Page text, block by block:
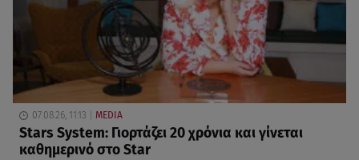
07.08.26, 11:13 MEDIA
Stars System: Γιορτάζει 20 χρόνια και γίνεται
καθημερινό στο Star